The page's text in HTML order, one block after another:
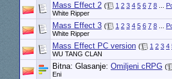
Mass Effect 2 ( 1 2 3 4 5 6 7 8...
White Ripper
Mass Effect 3 ( 1 2 3 4 5 6 7 8...
White Ripper
Mass Effect PC version ( 1 2 3 4
WU TANG CLAN
Bitna: Glasanje: Omiljeni cRPG (
Eni